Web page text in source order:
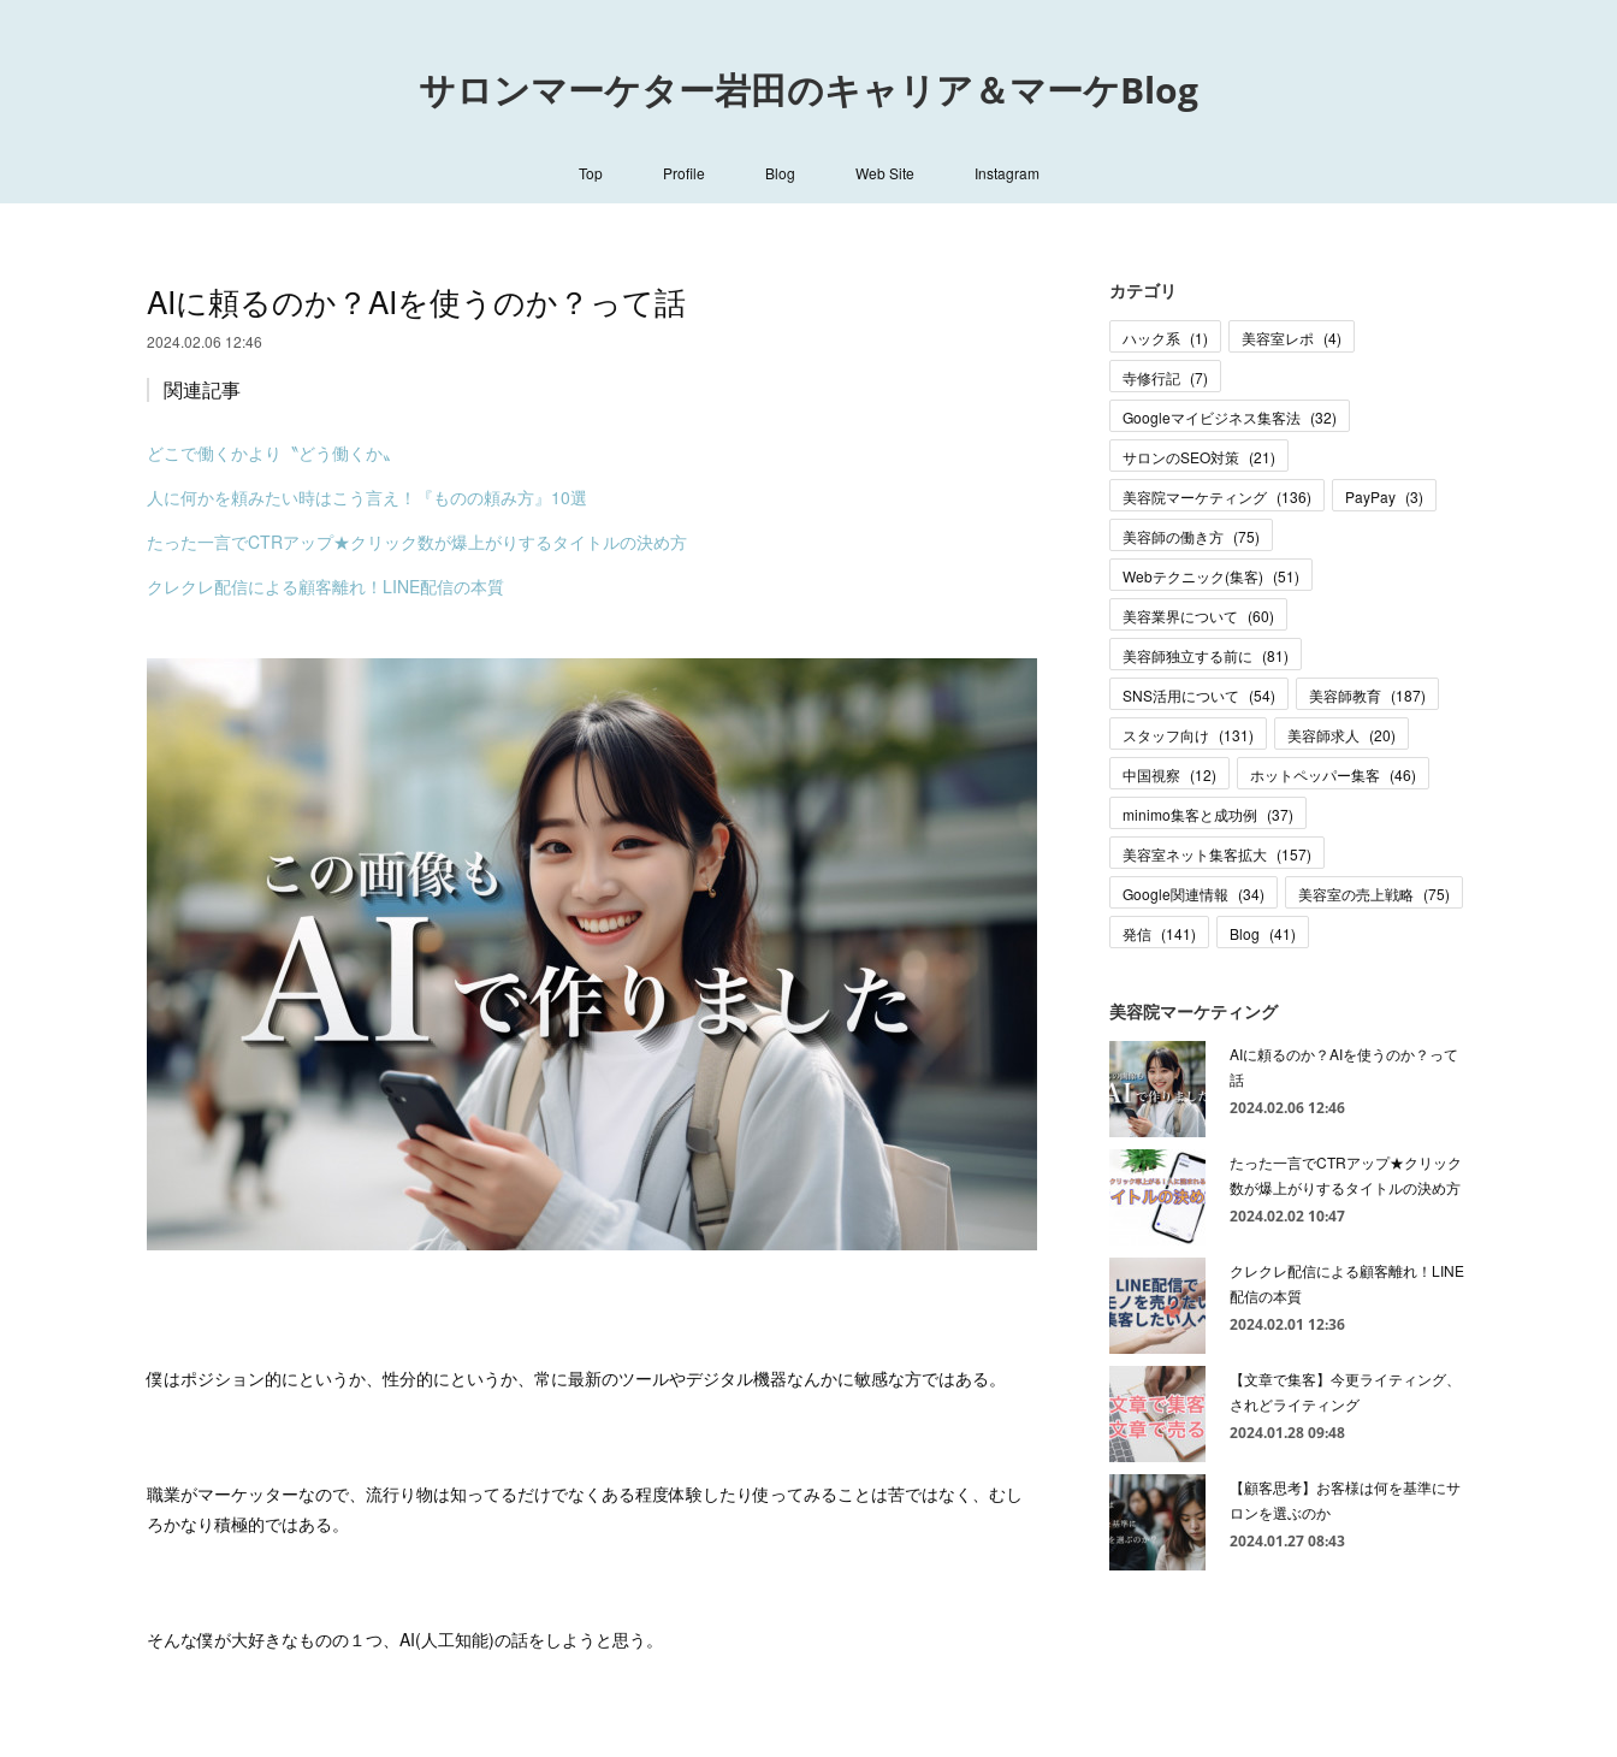
サロンマーケター岩田のキャリア＆マーケBlog
Top Profile Blog Web Site Instagram
AIに頼るのか？AIを使うのか？って話
2024.02.06 12:46
関連記事
どこで働くかより〝どう働くか〟
人に何かを頼みたい時はこう言え！『ものの頼み方』10選
たった一言でCTRアップ★クリック数が爆上がりするタイトルの決め方
クレクレ配信による顧客離れ！LINE配信の本質
僕はポジション的にというか、性分的にというか、常に最新のツールやデジタル機器なんかに敏感な方ではある。
職業がマーケッターなので、流行り物は知ってるだけでなくある程度体験したり使ってみることは苦ではなく、むし
ろかなり積極的ではある。
そんな僕が大好きなものの１つ、AI(人工知能)の話をしようと思う。
カテゴリ
ハック系 (1) 美容室レポ (4)
寺修行記 (7)
Googleマイビジネス集客法 (32)
サロンのSEO対策 (21)
美容院マーケティング (136) PayPay (3)
美容師の働き方 (75)
Webテクニック(集客) (51)
美容業界について (60)
美容師独立する前に (81)
SNS活用について (54) 美容師教育 (187)
スタッフ向け (131) 美容師求人 (20)
中国視察 (12) ホットペッパー集客 (46)
minimo集客と成功例 (37)
美容室ネット集客拡大 (157)
Google関連情報 (34) 美容室の売上戦略 (75)
発信 (141) Blog (41)
美容院マーケティング
AIに頼るのか？AIを使うのか？って
話
2024.02.06 12:46
たった一言でCTRアップ★クリック
数が爆上がりするタイトルの決め方
2024.02.02 10:47
クレクレ配信による顧客離れ！LINE
配信の本質
2024.02.01 12:36
【文章で集客】今更ライティング、
されどライティング
2024.01.28 09:48
【顧客思考】お客様は何を基準にサ
ロンを選ぶのか
2024.01.27 08:43